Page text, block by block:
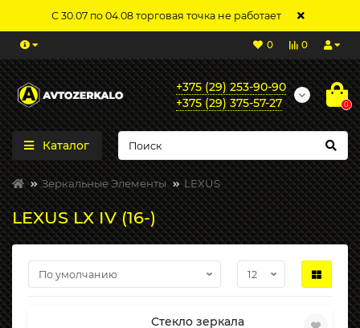
С 30.07 по 04.08 торговая точка не работает
0
0
+375 (29) 253-90-90
+375 (29) 375-57-27
0
Каталог
Зеркальные Элементы LEXUS
LEXUS LX IV (16-)
Стекло зеркала